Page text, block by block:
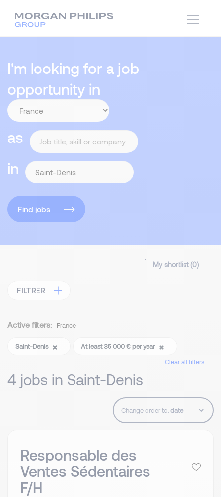
I'm looking for a job
opportunity in
as
in
Find jobs
My shortlist (0)
FILTRER
Active filters: France
Saint-Denis
At least 35 000 € per year
Clear all filters
4 jobs in Saint-Denis
Change order to:
Responsable des
Ventes Sédentaires
F/H